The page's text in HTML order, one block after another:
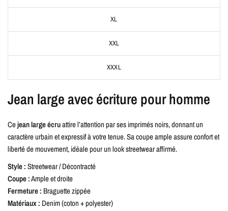
XL
XXL
XXXL
Jean large avec écriture pour homme
Cejean large écruattire l’attention par ses imprimés noirs, donnant un
caractère urbain et expressif à votre tenue. Sa coupe ample assure confort et
liberté de mouvement, idéale pour un look streetwear affirmé.
Style :Streetwear / Décontracté
Coupe :Ample et droite
Fermeture : Braguette zippée
Matériaux : Denim (coton + polyester)